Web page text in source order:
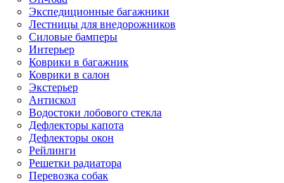
Экспедиционные багажники
Лестницы для внедорожников
Силовые бамперы
Интерьер
Коврики в багажник
Коврики в салон
Экстерьер
Антискол
Водостоки лобового стекла
Дефлекторы капота
Дефлекторы окон
Рейлинги
Решетки радиатора
Перевозка собак